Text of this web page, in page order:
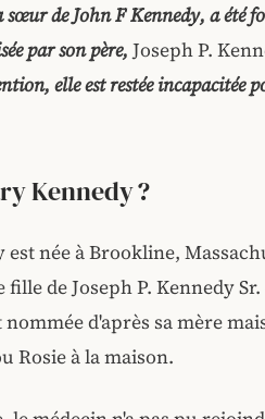
de John F Kennedy, a été
par son père, Joseph P.
elle est restée incapacitée
Kennedy ?
née à Brookline,
de Joseph P. Kennedy
d'après sa mère
Rosie à la maison.